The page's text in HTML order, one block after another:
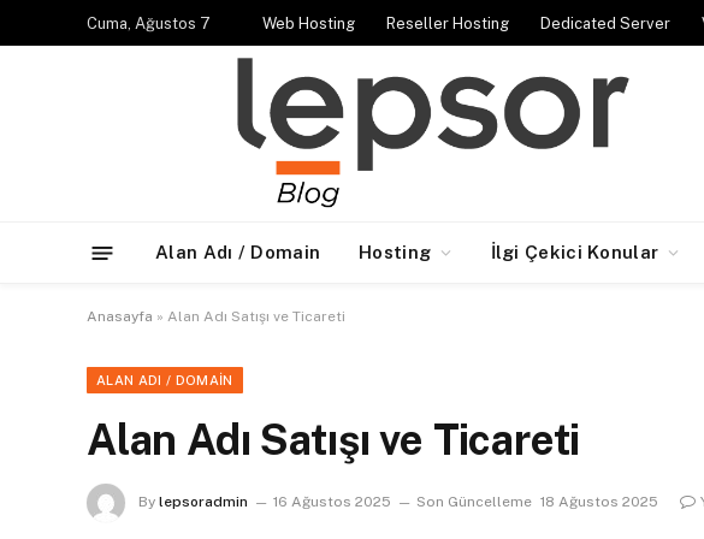
Cuma, Ağustos 7 Web Hosting Reseller Hosting Dedicated Server
Alan Adı / Domain Hosting İlgi Çekici Konular
Anasayfa » Alan Adı Satışı ve Ticareti
ALAN ADI / DOMAIN
Alan Adı Satışı ve Ticareti
By lepsoradmin 16 Ağustos 2025 Son Güncelleme 18 Ağustos 2025